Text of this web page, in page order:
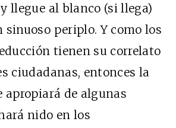
llegue al blanco (si llega)
sinuoso periplo. Y como los
tienen su correlato
ciudadanas, entonces la
apropiará de algunas
nido en los